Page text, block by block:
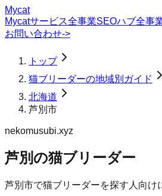
Mycat
Mycatサービス全事業SEOハブ全事
お問い合わせ->
トップ
猫ブリーダーの地域別ガイド
北海道
芦別市
nekomusubi.xyz
芦別の猫ブリーダー
芦別市で猫ブリーダーを探す人向け